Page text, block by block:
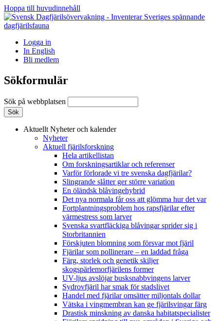
Hoppa till huvudinnehåll
Logga in
In English
Bli medlem
Sökformulär
Sök på webbplatsen
Aktuellt Nyheter och kalender
Nyheter
Aktuell fjärilsforskning
Hela artikellistan
Om forskningsartiklar och referenser
Varför förlorade vi tre svenska dagfjärilar?
Slingrande slåtter ger större variation
En öländsk blåvingehybrid
Det nya normala får oss att glömma hur det var
Fortplantningsproblem hos rapsfjärilar efter
värmestress som larver
Svenska svartfläckiga blåvingar sprider sig i
Storbritannien
Förskjuten blomning som försvar mot fjäril
Fjärilar som pollinerare – en laddad fråga
Färg, storlek och genetik skiljer
skogspärlemorfjärilens former
UV-ljus avslöjar busksnabbvingens larver
Sydrovfjäril har smak för stadslivet
Handel med fjärilar omsätter miljontals dollar
Vätska i vingmembran kan ge fjärilsvingar färg
Drastisk minskning av danska habitatspecialister